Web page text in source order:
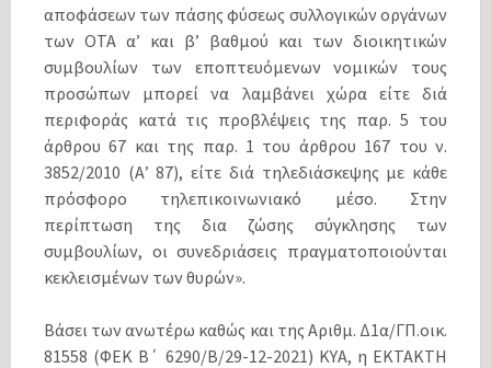
αποφάσεων των πάσης φύσεως συλλογικών οργάνων
των ΟΤΑ α’ και β’ βαθμού και των διοικητικών
συμβουλίων των εποπτευόμενων νομικών τους
προσώπων μπορεί να λαμβάνει χώρα είτε διά
περιφοράς κατά τις προβλέψεις της παρ. 5 του
άρθρου 67 και της παρ. 1 του άρθρου 167 του ν.
3852/2010 (Α’ 87), είτε διά τηλεδιάσκεψης με κάθε
πρόσφορο τηλεπικοινωνιακό μέσο. Στην
περίπτωση της δια ζώσης σύγκλησης των
συμβουλίων, οι συνεδριάσεις πραγματοποιούνται
κεκλεισμένων των θυρών».
Βάσει των ανωτέρω καθώς και της Αριθμ. Δ1α/ΓΠ.οικ.
81558 (ΦΕΚ Β΄ 6290/Β/29-12-2021) ΚΥΑ, η ΕΚΤΑΚΤΗ